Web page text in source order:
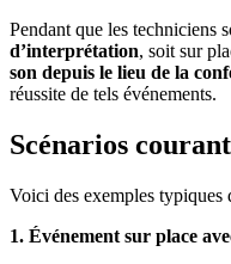
Pendant que les techniciens
d’interprétation, soit sur
son depuis le lieu de la
réussite de tels événements.
Scénarios
Voici des exemples typiques
1. Événement sur place